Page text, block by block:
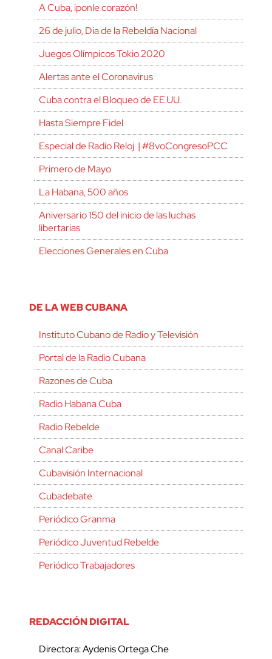
A Cuba, ¡ponle corazón!
26 de julio, Día de la Rebeldía Nacional
Juegos Olímpicos Tokio 2020
Alertas ante el Coronavirus
Cuba contra el Bloqueo de EE.UU.
Hasta Siempre Fidel
Especial de Radio Reloj | #8voCongresoPCC
Primero de Mayo
La Habana, 500 años
Aniversario 150 del inicio de las luchas
libertarias
Elecciones Generales en Cuba
DE LA WEB CUBANA
Instituto Cubano de Radio y Televisión
Portal de la Radio Cubana
Razones de Cuba
Radio Habana Cuba
Radio Rebelde
Canal Caribe
Cubavisión Internacional
Cubadebate
Periódico Granma
Periódico Juventud Rebelde
Periódico Trabajadores
REDACCIÓN DIGITAL
Directora: Aydenis Ortega Che